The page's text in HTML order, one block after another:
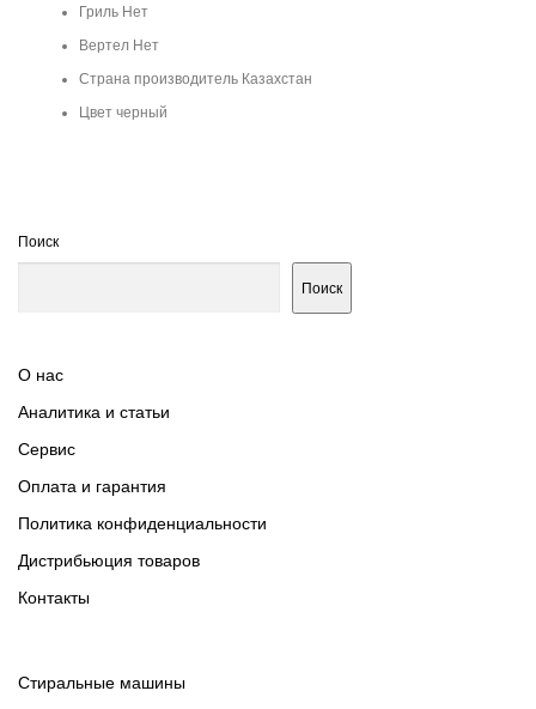
Гриль Нет
Вертел Нет
Страна производитель Казахстан
Цвет черный
Поиск
Поиск
О нас
Аналитика и статьи
Сервис
Оплата и гарантия
Политика конфиденциальности
Дистрибьюция товаров
Контакты
Cтиральные машины